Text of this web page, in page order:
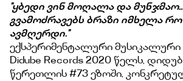
''ყბედი ვინ მოღალა და
გვამოძრავებს ბრაზი იმხელა რო
ავმღერდი.''
ექსპერიმენტალური
Didube Records 2020 წელს,
წერეთლის #73 ეზოში,